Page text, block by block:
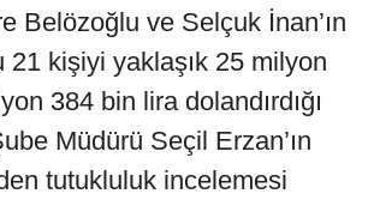
Belözoğlu ve Selçuk İnan’ın
21 kişiyi yaklaşık 25 milyon
384 bin lira dolandırdığı
Müdürü Seçil Erzan’ın
tutukluluk incelemesi